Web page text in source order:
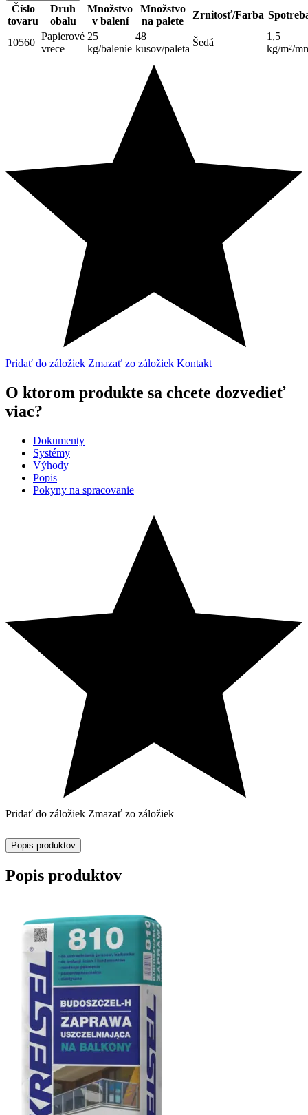
Číslo
tovaru
Druh
obalu
Množstvo
v balení
Množstvo
na palete
Zrnitosť/Farba
10560
Papierové
vrece
25
kg/balenie
48
kusov/paleta
Šedá
1,5
kg/m²/
Pridať do záložiek Zmazať zo záložiek Kontakt
O ktorom produkte sa chcete dozvedieť
viac?
Dokumenty
Systémy
Výhody
Popis
Pokyny na spracovanie
Pridať do záložiek Zmazať zo záložiek
Popis produktov
Popis produktov